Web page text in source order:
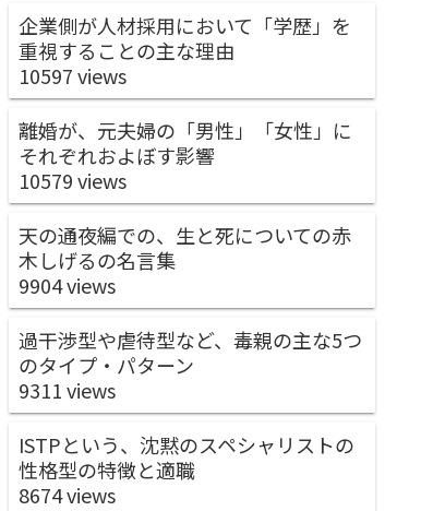
企業側が人材採用において「学歴」を
重視することの主な理由
10597 views
離婚が、元夫婦の「男性」「女性」に
それぞれおよぼす影響
10579 views
天の通夜編での、生と死についての赤
木しげるの名言集
9904 views
過干渉型や虐待型など、毒親の主な5つ
のタイプ・パターン
9311 views
ISTPという、沈黙のスペシャリストの
性格型の特徴と適職
8674 views